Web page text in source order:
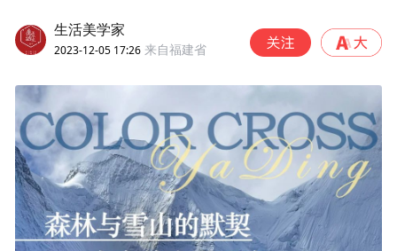
生活美学家
2023-12-05 17:26 来自福建省